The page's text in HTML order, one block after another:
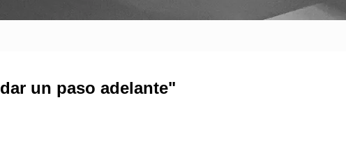
un paso adelante"